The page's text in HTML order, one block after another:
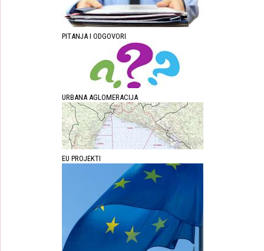
PITANJA I ODGOVORI
URBANA AGLOMERACIJA
EU PROJEKTI